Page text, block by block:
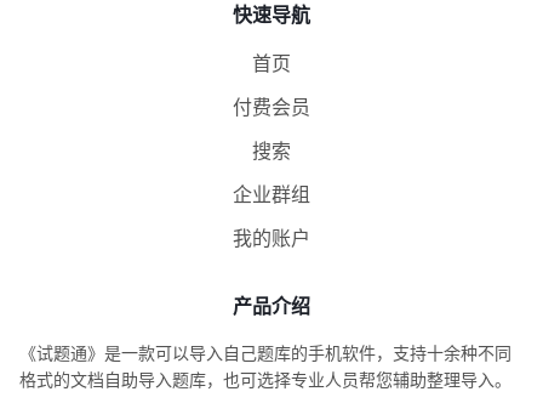
快速导航
首页
付费会员
搜索
企业群组
我的账户
产品介绍
《试题通》是一款可以导入自己题库的手机软件，支持十余种不同
格式的文档自助导入题库，也可选择专业人员帮您辅助整理导入。